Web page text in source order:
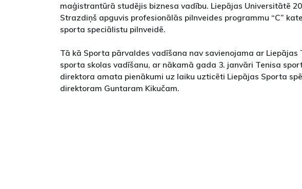
maģistrantūrā studējis biznesa vadību. Liepājas Universitātē
Strazdiņš apguvis profesionālās pilnveides programmu “C”
sporta speciālistu pilnveidē.
Tā kā Sporta pārvaldes vadīšana nav savienojama ar Liepājas
sporta skolas vadīšanu, ar nākamā gada 3. janvāri Tenisa
direktora amata pienākumi uz laiku uzticēti Liepājas Sporta
direktoram Guntaram Kikučam.